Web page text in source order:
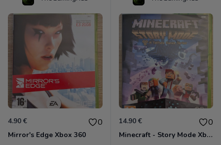
4.90 € 0
Mirror's Edge Xbox 360
14.90 € 0
Minecraft - Story Mode Xbox 360